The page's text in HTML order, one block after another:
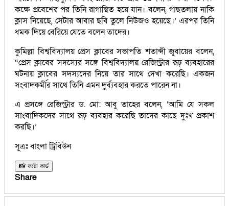
কক্ষে প্রবেশের পর তিনি রাগান্বিত হয়ে যান। বলেন, গাছতলায় নাকি
ক্লাস নিয়েছে, সেটার আবার ছবি তুলে নিউজও হয়েছে।’ এরপর তিনি
ধমক দিয়ে বেরিয়ে যেতে বলেন তাদের।
কুমিল্লা বিশ্ববিদ্যালয় প্রেস ক্লাবের সভাপতি শতাব্দী জুবায়ের বলেন,
“প্রেস ক্লাবের সদস্যের সঙ্গে বিশ্ববিদ্যালয় রেজিস্ট্রার রূঢ় ব্যবহারের
ঘটনায় ক্লাবের সদস্যদের নিয়ে তার সাথে দেখা করেছি। একজন
সংবাদকর্মীর সাথে তিনি এমন দুর্ব্যবহার করতে পারেন না।
এ প্রসঙ্গে রেজিস্ট্রার ড. মো: আবু তাহের বলেন, ‘আমি যে সকল
সাংবাদিকদের সাথে রূঢ় ব্যবহার করেছি তাদের কাছে দুঃখ প্রকাশ
করছি।’
সূত্রঃ বাংলা ট্রিবিউন
📸 ফটো কার্ড
Share